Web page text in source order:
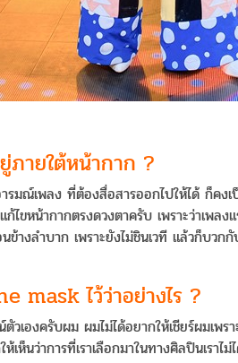
ภายใต้หน้ากาก ?
รมณ์เพลง ที่ต้องสื่อสารออกไปให้ได้ ก็คง
ก้ไขหน้ากากตรงดวงตาครับ เพราะว่าเพ
ข้างลำบาก เพราะยังไม่ชินเวที แล้วก็บวก
mask ไว้ว่าอย่างไร ?
วเองครับผม ผมไม่ได้อยากให้เชียร์ผมเ
ห้เห็นว่าการที่เราเลือกมาในทางศิลปินเรา